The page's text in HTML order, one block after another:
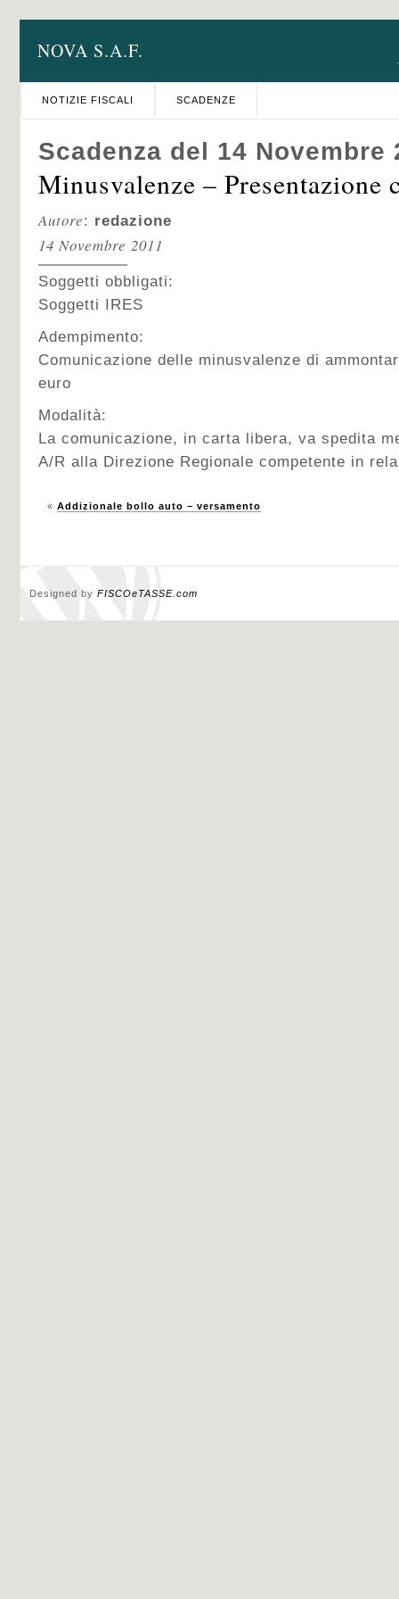
NOVA S.A.F.
NOTIZIE FISCALI SCADENZE
Scadenza del 14 Novembre
Minusvalenze – Presentazione
Autore: redazione
14 Novembre 2011
Soggetti obbligati:
Soggetti IRES
Adempimento:
Comunicazione delle minusvalenze di
euro
Modalità:
La comunicazione, in carta libera, va spedita
A/R alla Direzione Regionale competente in
« Addizionale bollo auto – versamento
Designed by FISCOeTASSE.com